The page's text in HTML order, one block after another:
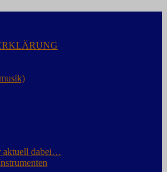
aktuell dabei…